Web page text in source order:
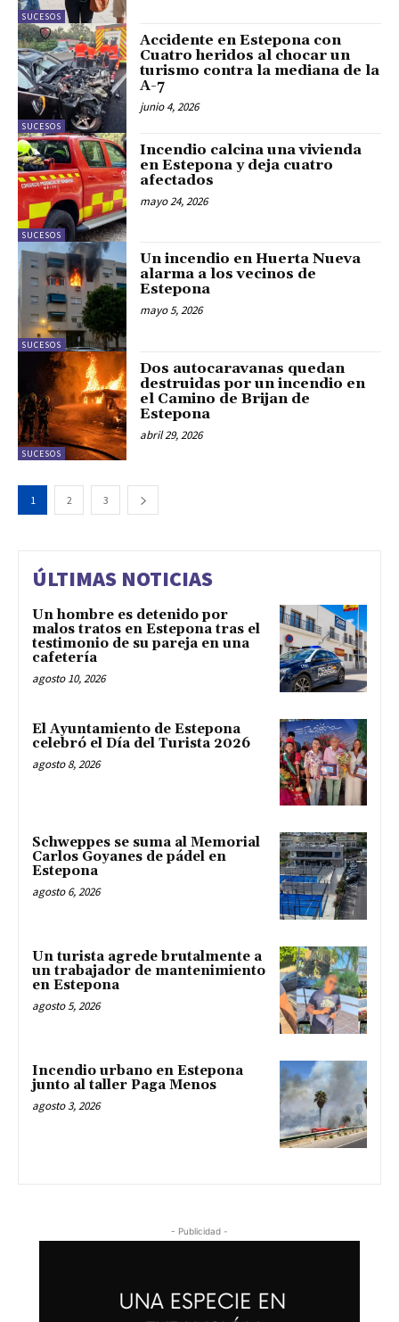
SUCESOS
SUCESOS
Accidente en Estepona con
Cuatro heridos al chocar un
turismo contra la mediana de la
A-7
junio 4, 2026
SUCESOS
Incendio calcina una vivienda
en Estepona y deja cuatro
afectados
mayo 24, 2026
SUCESOS
Un incendio en Huerta Nueva
alarma a los vecinos de
Estepona
mayo 5, 2026
SUCESOS
Dos autocaravanas quedan
destruidas por un incendio en
el Camino de Brijan de
Estepona
abril 29, 2026
1 2 3
ÚLTIMAS NOTICIAS
Un hombre es detenido por
malos tratos en Estepona tras el
testimonio de su pareja en una
cafetería
agosto 10, 2026
El Ayuntamiento de Estepona
celebró el Día del Turista 2026
agosto 8, 2026
Schweppes se suma al Memorial
Carlos Goyanes de pádel en
Estepona
agosto 6, 2026
Un turista agrede brutalmente a
un trabajador de mantenimiento
en Estepona
agosto 5, 2026
Incendio urbano en Estepona
junto al taller Paga Menos
agosto 3, 2026
- Publicidad -